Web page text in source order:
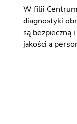
W filii Centrum
diagnostyki
są bezpieczną
jakości a